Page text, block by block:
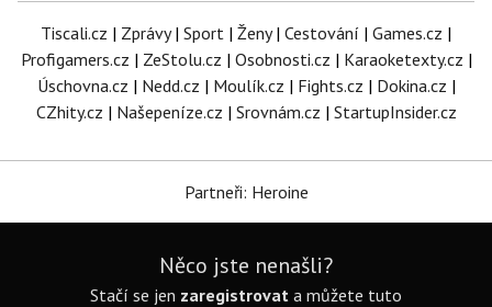
Tiscali.cz | Zprávy| Sport | Ženy| Cestování | Games.cz |
Profigamers.cz | ZeStolu.cz | Osobnosti.cz | Karaoketexty.cz |
Úschovna.cz | Nedd.cz | Moulík.cz | Fights.cz | Dokina.cz |
CZhity.cz | Našepeníze.cz | Srovnám.cz | StartupInsider.cz
Partneři: Heroine
Něco jste nenašli?
Stačí se jen zaregistrovat a můžete tuto